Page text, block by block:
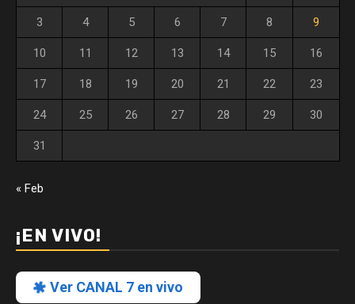
3 4 5 6 7 8 9
10 11 12 13 14 15 16
17 18 19 20 21 22 23
24 25 26 27 28 29 30
31
« Feb
¡EN VIVO!
Ver CANAL 7 en vivo